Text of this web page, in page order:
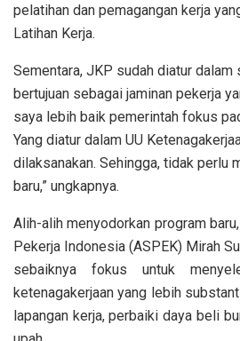
pelatihan dan pemagangan kerja
Latihan Kerja.
Sementara, JKP sudah diatur
bertujuan sebagai jaminan pekerja
saya lebih baik pemerintah fokus
Yang diatur dalam UU
dilaksanakan. Sehingga, tidak perlu
baru,” ungkapnya.
Alih-alih menyodorkan program
Pekerja Indonesia (ASPEK) Mirah
sebaiknya fokus untuk
ketenagakerjaan yang lebih
lapangan kerja, perbaiki daya beli